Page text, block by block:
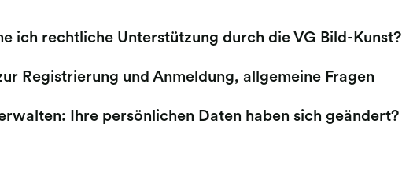
ich rechtliche Unterstützung durch die VG Bild-Kunst?
Registrierung und Anmeldung, allgemeine Fragen
Ihre persönlichen Daten haben sich geändert?